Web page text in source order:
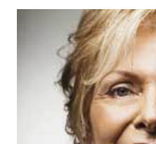
sido ultrapassada a barreira
estrangeiros são
normal aqui no Brasil .
manhã o ônibus da equipe
que está interditado. Será
no ônibus, e esqueceram de
adotou o ‘Padrão Globo’ de